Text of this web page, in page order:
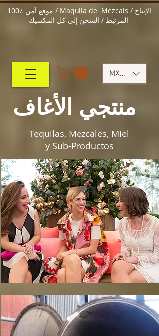
100٪ موقع آمن / Maquila de Mezcals / الإنتاج
MXN ($)
Tequilas, Mezcales, Miel
y Sub-Productos